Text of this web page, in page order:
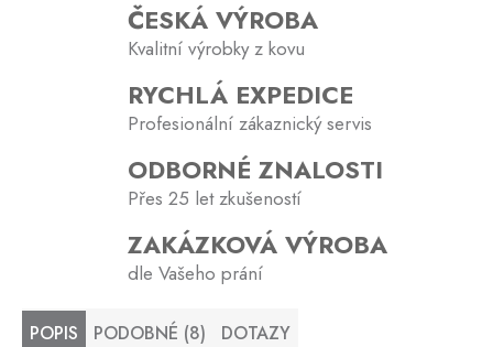
ČESKÁ VÝROBA
Kvalitní výrobky z kovu
RYCHLÁ EXPEDICE
Profesionální zákaznický servis
ODBORNÉ ZNALOSTI
Přes 25 let zkušeností
ZAKÁZKOVÁ VÝROBA
dle Vašeho prání
POPIS PODOBNÉ (8) DOTAZY